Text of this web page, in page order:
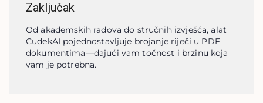
Zaključak
Od akademskih radova do stručnih izvješća, alat
CudekAI pojednostavljuje brojanje riječi u PDF
dokumentima—dajući vam točnost i brzinu koja
vam je potrebna.